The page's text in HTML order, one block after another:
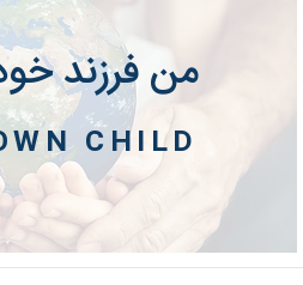
من فرزند
CHILD